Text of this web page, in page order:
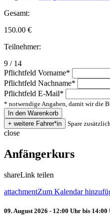
Gesamt:
150.00 €
Teilnehmer:
9 / 14
Pflichtfeld Vorname*
Pflichtfeld Nachname*
Pflichtfeld E-Mail*
* notwendige Angaben, damit wir die
Spare
close
Anfängerkurs
shareLink teilen
attachmentZum Kalendar
09. August 2026 - 12:00 Uhr bis 14:00